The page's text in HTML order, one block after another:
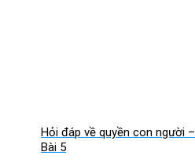
Hỏi đáp về quyền con người –
Bài 5